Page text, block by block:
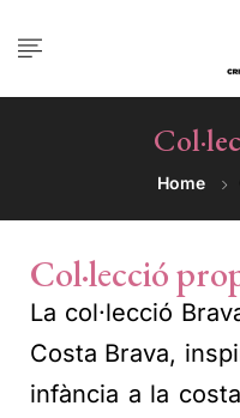
Home
Col·lecció
La col·lecció
Costa Brava,
infància a la